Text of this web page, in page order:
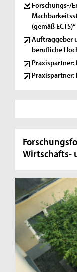
Forschungs-/
(gemäß ECTS)“
Auftraggeber
berufliche
Praxispartner:
Praxispartner:
Wirtschafts-